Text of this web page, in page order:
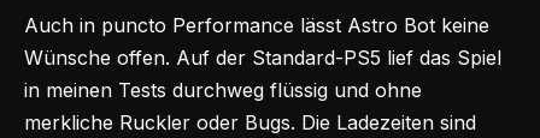
Auch in puncto Performance lässt Astro Bot keine
Wünsche offen. Auf der Standard-PS5 lief das Spiel
in meinen Tests durchweg flüssig und ohne
merkliche Ruckler oder Bugs. Die Ladezeiten sind